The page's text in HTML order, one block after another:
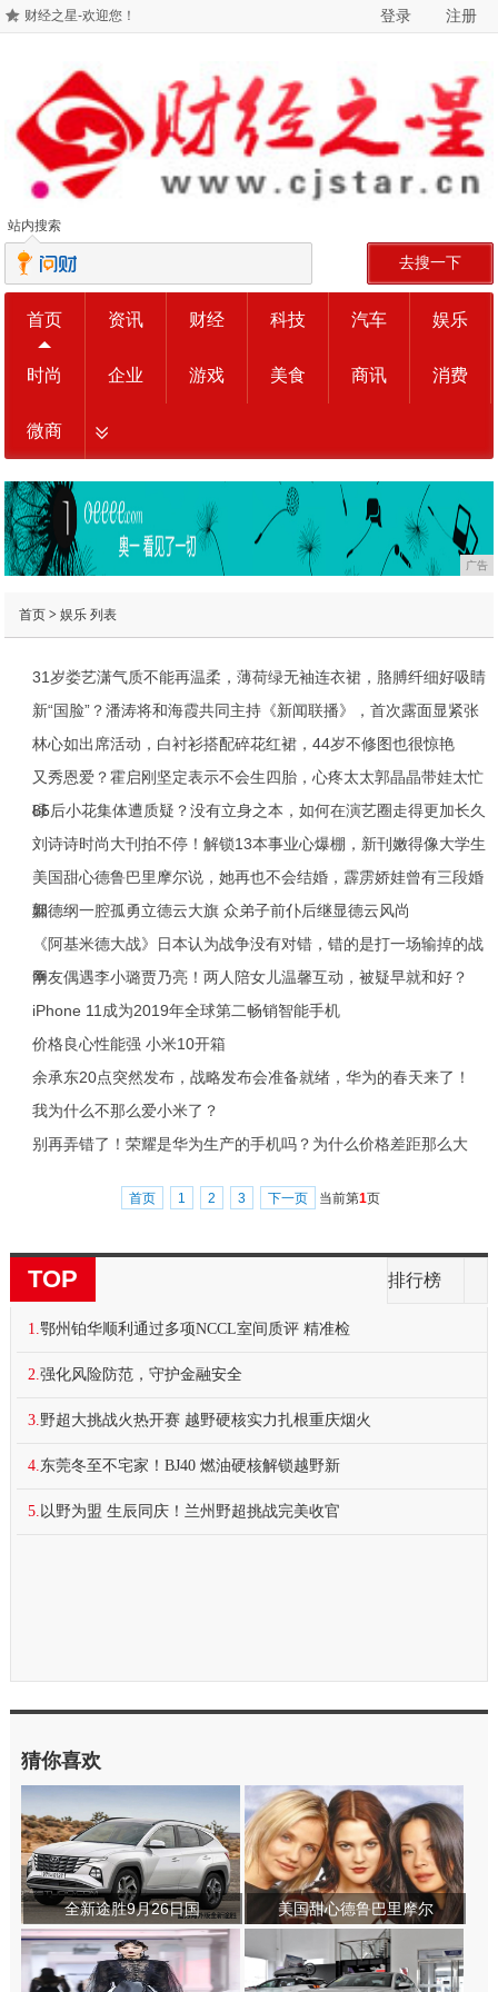
财经之星-欢迎您！ 登录 注册
站内搜索
去搜一下
首页 资讯 财经 科技 汽车 娱乐
时尚 企业 游戏 美食 商讯 消费
微商
广告
首页> 娱乐列表
31岁娄艺潇气质不能再温柔，薄荷绿无袖连衣裙，胳膊纤细好吸睛
新“国脸”？潘涛将和海霞共同主持《新闻联播》，首次露面显紧张
林心如出席活动，白衬衫搭配碎花红裙，44岁不修图也很惊艳
又秀恩爱？霍启刚坚定表示不会生四胎，心疼太太郭晶晶带娃太忙
碌
85后小花集体遭质疑？没有立身之本，如何在演艺圈走得更加长久
刘诗诗时尚大刊拍不停！解锁13本事业心爆棚，新刊嫩得像大学生
美国甜心德鲁巴里摩尔说，她再也不会结婚，霹雳娇娃曾有三段婚
姻
郭德纲一腔孤勇立德云大旗 众弟子前仆后继显德云风尚
《阿基米德大战》日本认为战争没有对错，错的是打一场输掉的战
争
网友偶遇李小璐贾乃亮！两人陪女儿温馨互动，被疑早就和好？
iPhone 11成为2019年全球第二畅销智能手机
价格良心性能强 小米10开箱
余承东20点突然发布，战略发布会准备就绪，华为的春天来了！
我为什么不那么爱小米了？
​别再弄错了！荣耀是华为生产的手机吗？为什么价格差距那么大
首页 1 2 3 下一页 当前第1页
TOP 排行榜
1. 鄂州铂华顺利通过多项NCCL室间质评 精准检
2. 强化风险防范，守护金融安全
3. 野超大挑战火热开赛 越野硬核实力扎根重庆烟火
4. 东莞冬至不宅家！BJ40 燃油硬核解锁越野新
5. 以野为盟 生辰同庆！兰州野超挑战完美收官
猜你喜欢
全新途胜9月26日国 美国甜心德鲁巴里摩尔